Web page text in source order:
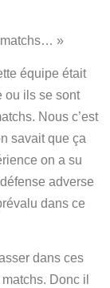
matchs… »
équipe était
ou ils se sont
Nous c’est
savait que ça
on a su
adverse
dans ce
dans ces
Donc il